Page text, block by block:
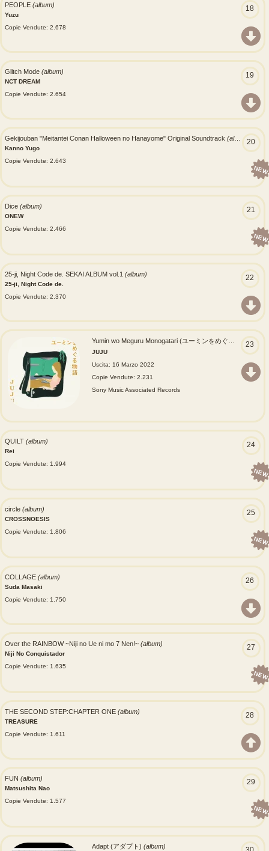
18
PEOPLE (album)
Yuzu
Copie Vendute: 2.678
19
Glitch Mode (album)
NCT DREAM
Copie Vendute: 2.654
20
NEW
Gekijouban "Meitantei Conan Halloween no Hanayome" Original Soundtrack (album)
Kanno Yugo
Copie Vendute: 2.643
21
NEW
Dice (album)
ONEW
Copie Vendute: 2.466
22
25-ji, Night Code de. SEKAI ALBUM vol.1 (album)
25-ji, Night Code de.
Copie Vendute: 2.370
23
JUJU
Uscita: 16 Marzo 2022
Copie Vendute: 2.231
Sony Music Associated Records
24
NEW
QUILT (album)
Rei
Copie Vendute: 1.994
25
NEW
circle (album)
CROSSNOESIS
Copie Vendute: 1.806
26
COLLAGE (album)
Suda Masaki
Copie Vendute: 1.750
27
NEW
Over the RAINBOW ~Niji no Ue ni mo 7 Nen!~ (album)
Niji No Conquistador
Copie Vendute: 1.635
28
THE SECOND STEP:CHAPTER ONE (album)
TREASURE
Copie Vendute: 1.611
29
NEW
FUN (album)
Matsushita Nao
Copie Vendute: 1.577
Adapt (アダプト) (album)